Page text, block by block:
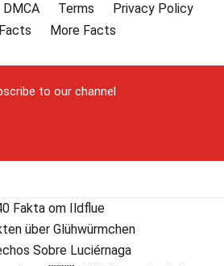
DMCA Terms
Privacy Policy
More Facts
to our channel
Fakta om Ildflue
über Glühwürmchen
Sobre Luciérnaga